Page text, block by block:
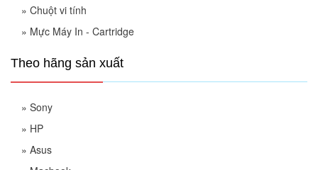
» Chuột vi tính
» Mực Máy In - Cartridge
Theo hãng sản xuất
» Sony
» HP
» Asus